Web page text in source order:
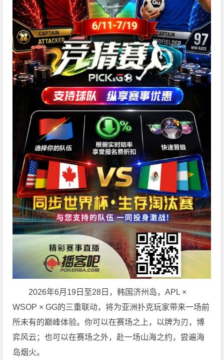
2026年6月19日至28日，韩国济州岛，APL ×
WSOP × GG的三重联动，将为亚洲扑克玩家带来一场前
所未有的巅峰体验。你可以在赛场之上，以牌为刃，博
弈风云；也可以在赛场之外，赴一场山海之约，尝遍海
岛烟火。